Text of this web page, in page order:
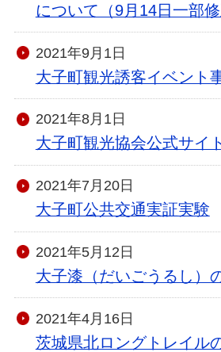
について（9月14日一部修
2021年9月1日
大子町観光誘客イベント
2021年8月1日
大子町観光協会公式サイト
2021年7月20日
大子町公共交通実証実験
2021年5月12日
大子漆（だいごうるし）
2021年4月16日
茨城県北ロングトレイル